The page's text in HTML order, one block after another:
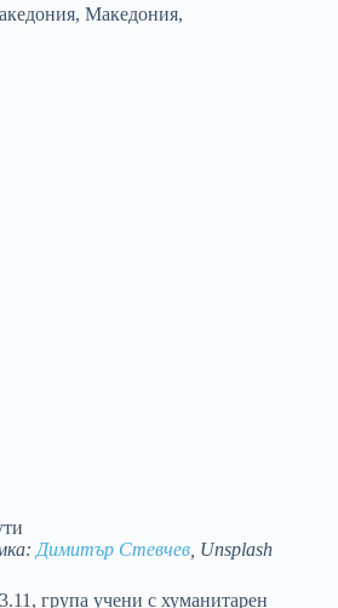
Димитър Стевчев , Unsplash
група учени с хуманитарен